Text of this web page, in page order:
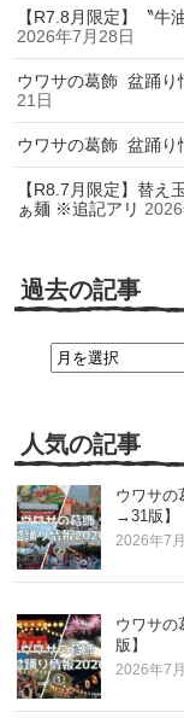
【R7.8月限定】〝牛
2026年7月28日
ウワサの葛飾 盆踊
21日
ウワサの葛飾 盆踊
【R8.7月限定】替え
ぁ麺 ※追記アリ
過去の記事
人気の記事
ウワサ
→31版】
2026年7
ウワサ
版】
2026年7